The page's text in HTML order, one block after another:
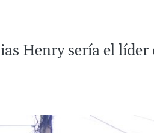
Henry sería el líder